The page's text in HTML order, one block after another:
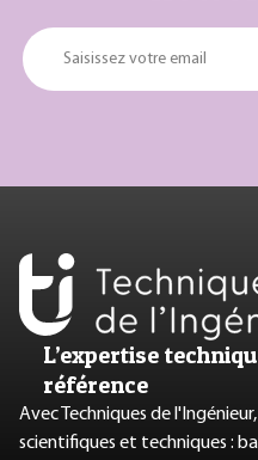
Saisissez votre email
L’expertise
référence
Avec Techniques de
scientifiques et techniques :